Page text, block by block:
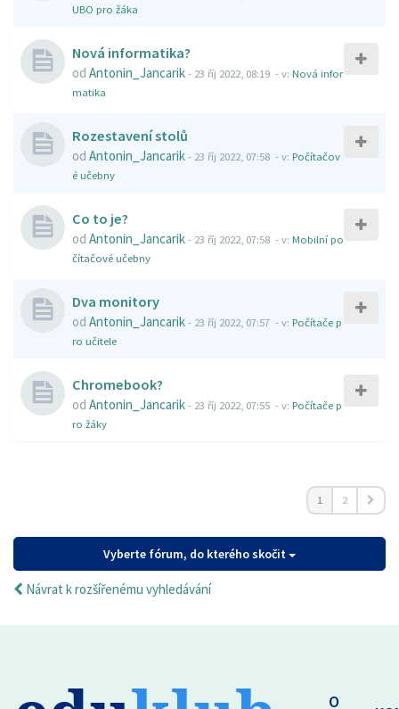
UBO pro žáka
Nová informatika?
od Antonin_Jancarik- 23 říj 2022, 08:19 - v: Nová infor
matika
Rozestavení stolů
od Antonin_Jancarik- 23 říj 2022, 07:58 - v: Počítačov
é učebny
Co to je?
od Antonin_Jancarik- 23 říj 2022, 07:58 - v: Mobilní po
čítačové učebny
Dva monitory
od Antonin_Jancarik- 23 říj 2022, 07:57 - v: Počítače p
ro učitele
Chromebook?
od Antonin_Jancarik- 23 říj 2022, 07:55 - v: Počítače p
ro žáky
1 2
Vyberte fórum, do kterého skočit
Návrat k rozšířenému vyhledávání
O